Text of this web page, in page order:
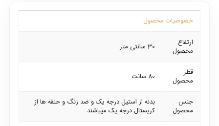
خصوصیات محصول
ارتفاع
محصول
30 سانتی متر
قطر
محصول
80 سانت
جنس
محصول
بدنه از استیل درجه یک و ضد زنگ و حلقه ها از
کریستال درجه یک میباشند